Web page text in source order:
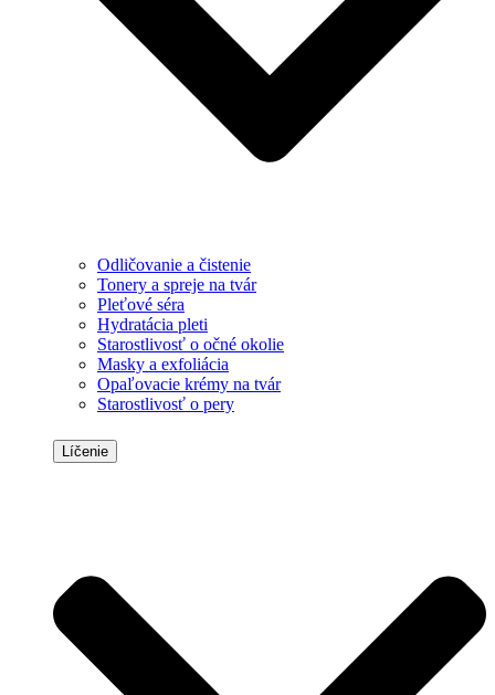
Odličovanie a čistenie
Tonery a spreje na tvár
Pleťové séra
Hydratácia pleti
Starostlivosť o očné okolie
Masky a exfoliácia
Opaľovacie krémy na tvár
Starostlivosť o pery
Líčenie